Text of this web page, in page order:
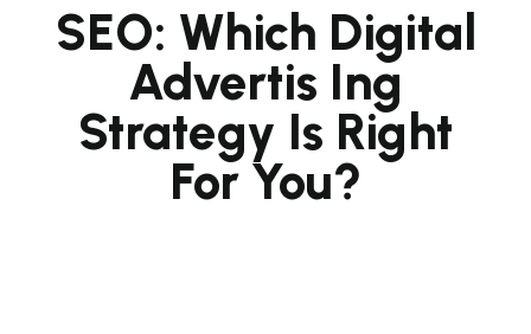
SEO: Which Digital
Advertis Ing
Strategy Is Right
For You?